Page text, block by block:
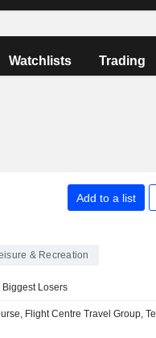
Watchlists Trading
Add to a list
& Recreation
Biggest Losers